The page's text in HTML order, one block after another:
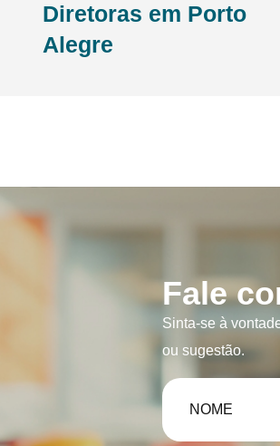
Diretoras em Porto
Alegre
Fale
Sinta-se à
ou sugestão.